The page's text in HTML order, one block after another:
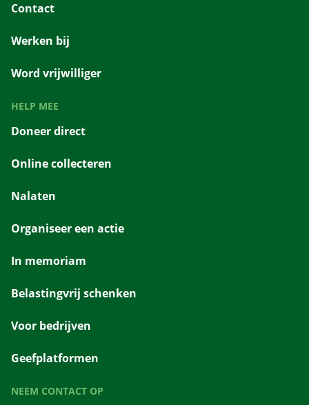
Contact
Werken bij
Word vrijwilliger
HELP MEE
Doneer direct
Online collecteren
Nalaten
Organiseer een actie
In memoriam
Belastingvrij schenken
Voor bedrijven
Geefplatformen
NEEM CONTACT OP